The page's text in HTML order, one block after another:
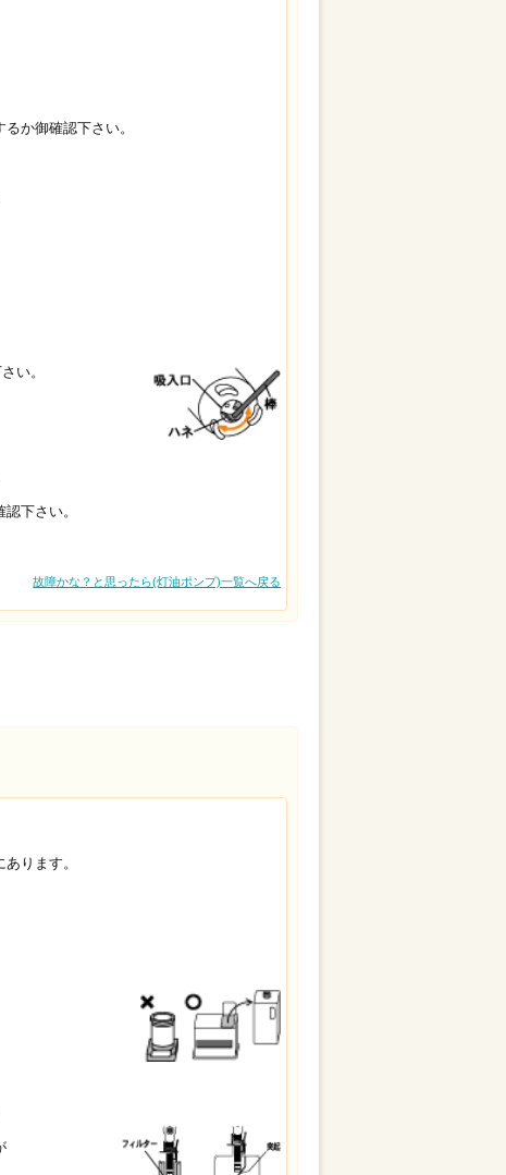
か御確認下さい。
い。
下さい。
故障かな？と思ったら(灯油ポンプ)一覧へ戻る
ります。